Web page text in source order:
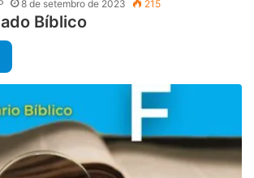
8 de setembro de 2023 215
Bíblico